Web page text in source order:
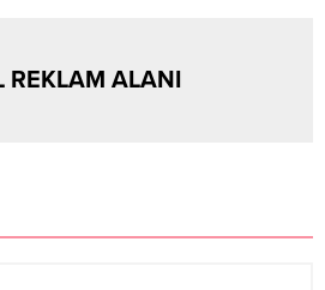
REKLAM ALANI